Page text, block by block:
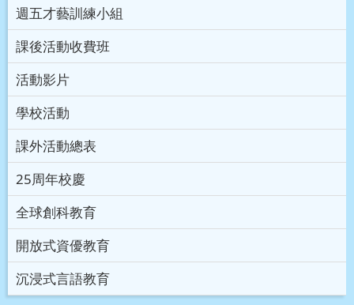
週五才藝訓練小組
課後活動收費班
活動影片
學校活動
課外活動總表
25周年校慶
全球創科教育
開放式資優教育
沉浸式言語教育